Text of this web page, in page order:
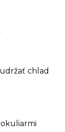
chlad